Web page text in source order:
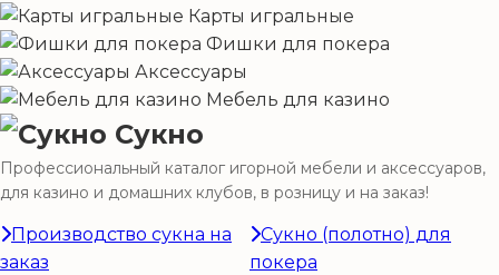
Карты игральные
Фишки для покера
Аксессуары
Мебель для казино
Сукно
Профессиональный каталог игорной мебели и аксессуаров,
для казино и домашних клубов, в розницу и на заказ!
Производство сукна на
заказ
Сукно (полотно) для
покера